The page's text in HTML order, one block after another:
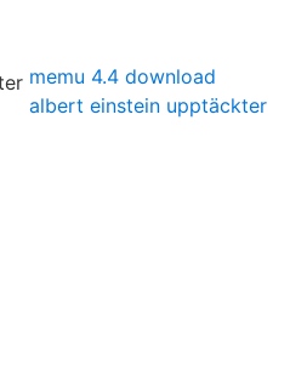
memu 4.4 download
albert einstein upptäckter